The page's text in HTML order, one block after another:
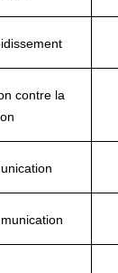
contre la